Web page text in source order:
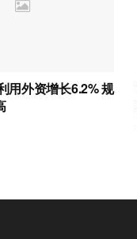
用外资增长6.2% 规